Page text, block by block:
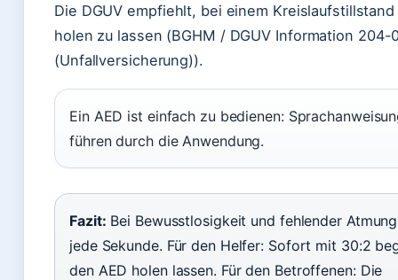
Die DGUV empfiehlt, bei einem Kreislaufstillstand
holen zu lassen (BGHM / DGUV Information 204-
(Unfallversicherung)).
Ein AED ist einfach zu bedienen:
führen durch die Anwendung.
Fazit: Bei Bewusstlosigkeit und fehlender
jede Sekunde. Für den Helfer: Sofort mit 30:2
den AED holen lassen. Für den Betroffenen: Die